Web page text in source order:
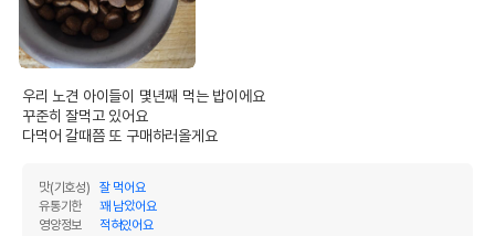
우리 노견 아이들이 몇년째 먹는 밥이에요
꾸준히 잘먹고 있어요
다먹어 갈때쯤 또 구매하러올게요
맛(기호성)
잘 먹어요
유통기한
꽤 남았어요
영양정보
적혀있어요